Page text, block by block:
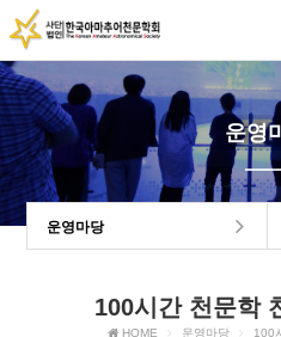
운영
운영마당
100시간 천문학
HOME 운영마당 100